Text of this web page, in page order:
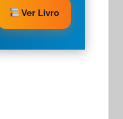
Ver Livro